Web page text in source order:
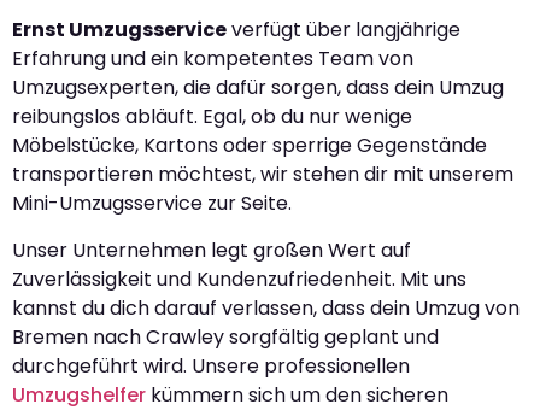
Ernst Umzugsserviceverfügt über langjährige
Erfahrung und ein kompetentes Team von
Umzugsexperten, die dafür sorgen, dass dein Umzug
reibungslos abläuft. Egal, ob du nur wenige
Möbelstücke, Kartons oder sperrige Gegenstände
transportieren möchtest, wir stehen dir mit unserem
Mini-Umzugsservice zur Seite.
Unser Unternehmen legt großen Wert auf
Zuverlässigkeit und Kundenzufriedenheit. Mit uns
kannst du dich darauf verlassen, dass dein Umzug von
Bremen nach Crawley sorgfältig geplant und
durchgeführt wird. Unsere professionellen
Umzugshelfer kümmern sich um den sicheren